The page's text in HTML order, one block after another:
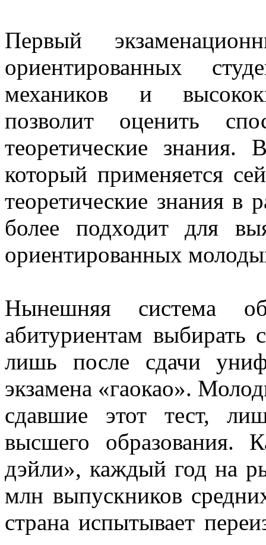
Первый
ориентированных
механиков и
позволит оценить
теоретические знания.
который применяется
теоретические знания
более подходит для
ориентированных
Нынешняя система
абитуриентам выбирать
лишь после сдачи
экзамена «гаокао».
сдавшие этот тест,
высшего образования.
дэйли», каждый год на
млн выпускников
страна испытывает